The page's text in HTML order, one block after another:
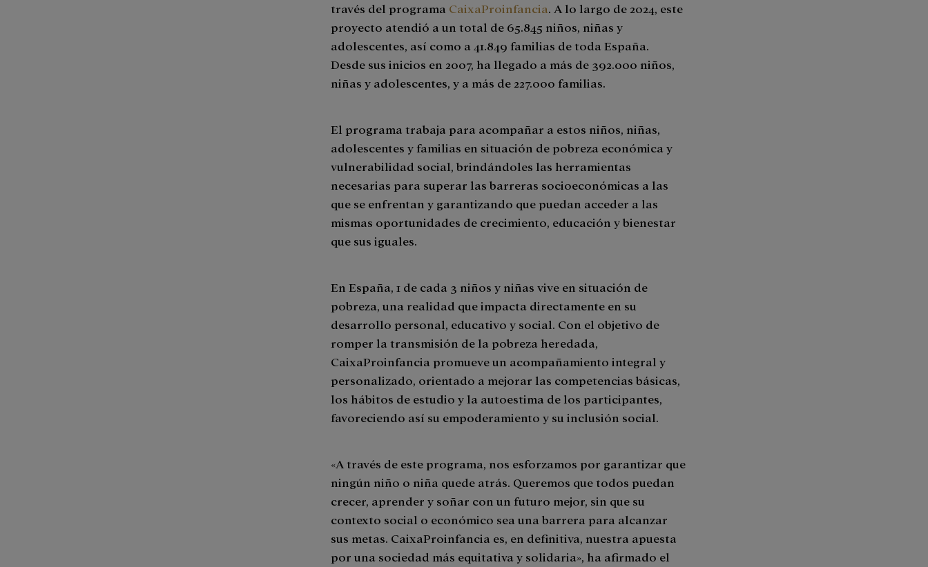
través del programa CaixaProinfancia. A lo largo de 2024, este
proyecto atendió a un total de 65.845 niños, niñas y
adolescentes, así como a 41.849 familias de toda España.
Desde sus inicios en 2007, ha llegado a más de 392.000 niños,
niñas y adolescentes, y a más de 227.000 familias.
El programa trabaja para acompañar a estos niños, niñas,
adolescentes y familias en situación de pobreza económica y
vulnerabilidad social, brindándoles las herramientas
necesarias para superar las barreras socioeconómicas a las
que se enfrentan y garantizando que puedan acceder a las
mismas oportunidades de crecimiento, educación y bienestar
que sus iguales.
En España, 1 de cada 3 niños y niñas vive en situación de
pobreza, una realidad que impacta directamente en su
desarrollo personal, educativo y social. Con el objetivo de
romper la transmisión de la pobreza heredada,
CaixaProinfancia promueve un acompañamiento integral y
personalizado, orientado a mejorar las competencias básicas,
los hábitos de estudio y la autoestima de los participantes,
favoreciendo así su empoderamiento y su inclusión social.
«A través de este programa, nos esforzamos por garantizar que
ningún niño o niña quede atrás. Queremos que todos puedan
crecer, aprender y soñar con un futuro mejor, sin que su
contexto social o económico sea una barrera para alcanzar
sus metas. CaixaProinfancia es, en definitiva, nuestra apuesta
por una sociedad más equitativa y solidaria», ha afirmado el